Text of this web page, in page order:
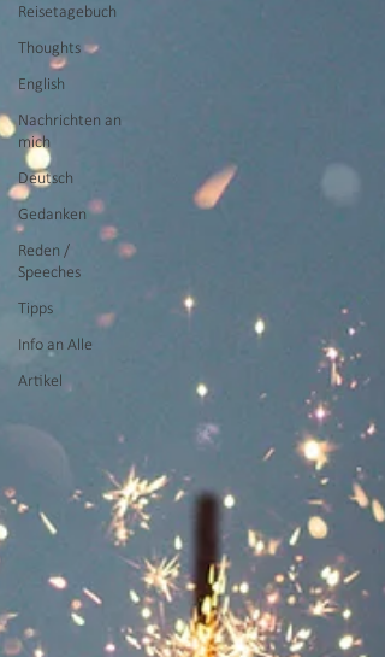
Reisetagebuch
Thoughts
English
Nachrichten an
mich
Deutsch
Gedanken
Reden /
Speeches
Tipps
Info an Alle
Artikel